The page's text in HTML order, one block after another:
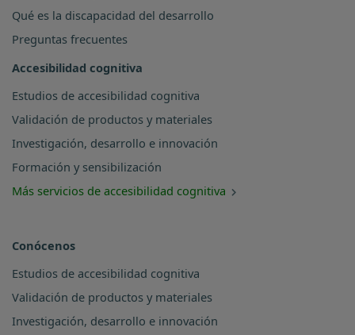
Qué es la discapacidad del desarrollo
Preguntas frecuentes
Accesibilidad cognitiva
Estudios de accesibilidad cognitiva
Validación de productos y materiales
Investigación, desarrollo e innovación
Formación y sensibilización
Más servicios de accesibilidad cognitiva
Conócenos
Estudios de accesibilidad cognitiva
Validación de productos y materiales
Investigación, desarrollo e innovación